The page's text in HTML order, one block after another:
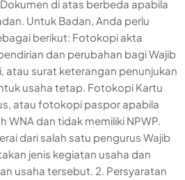
di atas berbeda apabila
Untuk Badan, Anda perlu
berikut: Fotokopi akta
dan perubahan bagi Wajib
atau surat keterangan penunjukan
usaha tetap. Fotokopi Kartu
atau fotokopi paspor apabila
WNA dan tidak memiliki NPWP.
dari salah satu pengurus Wajib
jenis kegiatan usaha dan
usaha tersebut. 2. Persyaratan